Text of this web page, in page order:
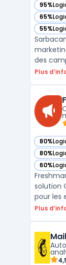
95%
— voir
65%
— voir
55%
— voir
des
création
Plus
80%
— voir
80%
— voir
60%
— voir
solution
pour les
Plus